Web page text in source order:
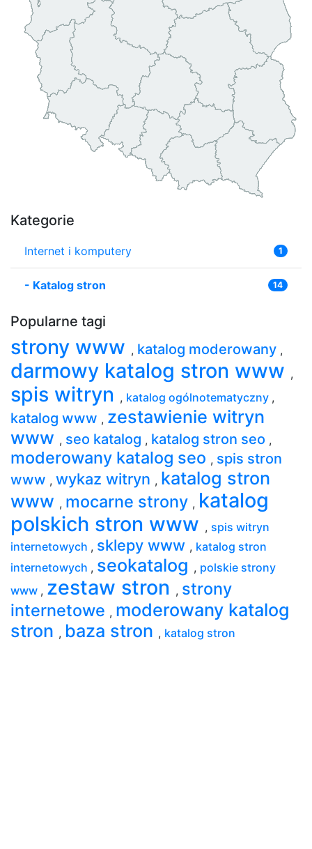
Kategorie
Internet i komputery 1
- Katalog stron 14
Popularne tagi
strony www , katalog moderowany ,
darmowy katalog stron www ,
spis witryn , katalog ogólnotematyczny ,
katalog www , zestawienie witryn
www , seo katalog , katalog stron seo ,
moderowany katalog seo , spis stron
www , wykaz witryn , katalog stron
www , mocarne strony , katalog
polskich stron www , spis witryn
internetowych , sklepy www , katalog stron
internetowych , seokatalog , polskie strony
www , zestaw stron , strony
internetowe , moderowany katalog
stron , baza stron , katalog stron